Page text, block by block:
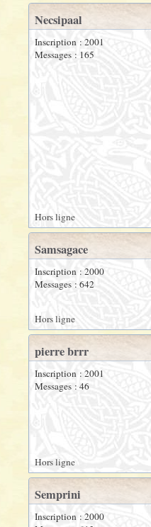
Necsipaal
Inscription : 2001
Messages : 165
Hors ligne
Samsagace
Inscription : 2000
Messages : 642
Hors ligne
pierre brrr
Inscription : 2001
Messages : 46
Hors ligne
Semprini
Inscription : 2000